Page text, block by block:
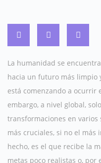
La humanidad se
hacia un futuro más limpio
está comenzando a ocurrir
embargo, a nivel global,
transformaciones en
más cruciales, si no el más
hecho, es el que recibe la
metas poco realistas o, por